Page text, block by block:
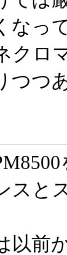
なっ
クロ
つつ
スと
前